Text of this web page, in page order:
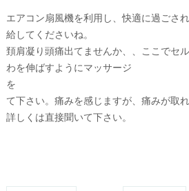
エアコン扇風機を利用し、快適に過ごさ
給してくださいね。
頚肩凝り頭痛出てませんか、、ここでセ
わを伸ばすようにマッサージ
を し
て下さい。痛みを感じますが、痛みが取
詳しくは直接聞いて下さい。